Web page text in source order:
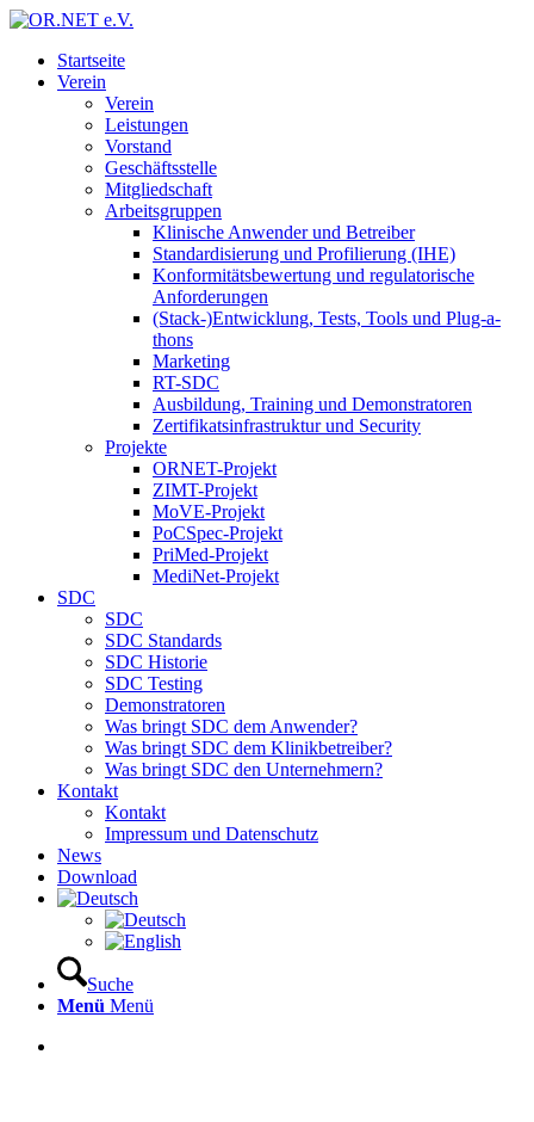
Startseite
Verein
Verein
Leistungen
Vorstand
Geschäftsstelle
Mitgliedschaft
Arbeitsgruppen
Klinische Anwender und Betreiber
Standardisierung und Profilierung (IHE)
Konformitätsbewertung und regulatorische
Anforderungen
(Stack-)Entwicklung, Tests, Tools und Plug-a-
thons
Marketing
RT-SDC
Ausbildung, Training und Demonstratoren
Zertifikatsinfrastruktur und Security
Projekte
ORNET-Projekt
ZIMT-Projekt
MoVE-Projekt
PoCSpec-Projekt
PriMed-Projekt
MediNet-Projekt
SDC
SDC
SDC Standards
SDC Historie
SDC Testing
Demonstratoren
Was bringt SDC dem Anwender?
Was bringt SDC dem Klinikbetreiber?
Was bringt SDC den Unternehmern?
Kontakt
Kontakt
Impressum und Datenschutz
News
Download
Suche
Menü Menü